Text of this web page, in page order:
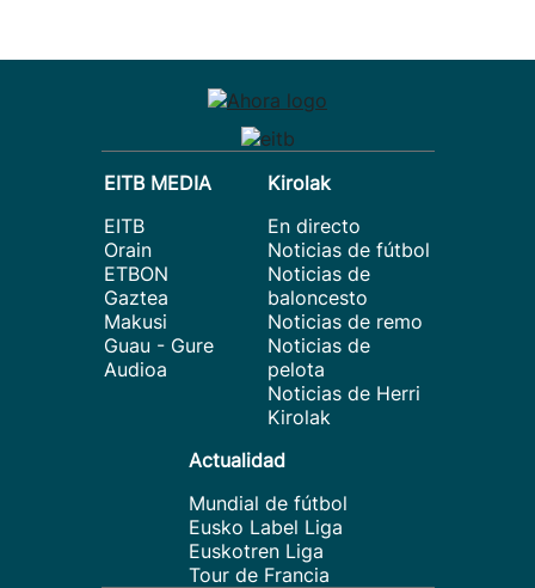
EITB MEDIA
EITB
Orain
ETBON
Gaztea
Makusi
Guau - Gure
Audioa
Kirolak
En directo
Noticias de fútbol
Noticias de
baloncesto
Noticias de remo
Noticias de
pelota
Noticias de Herri
Kirolak
Actualidad
Mundial de fútbol
Eusko Label Liga
Euskotren Liga
Tour de Francia